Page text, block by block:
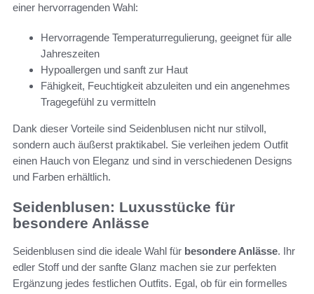
einer hervorragenden Wahl:
Hervorragende Temperaturregulierung, geeignet für alle
Jahreszeiten
Hypoallergen und sanft zur Haut
Fähigkeit, Feuchtigkeit abzuleiten und ein angenehmes
Tragegefühl zu vermitteln
Dank dieser Vorteile sind Seidenblusen nicht nur stilvoll,
sondern auch äußerst praktikabel. Sie verleihen jedem Outfit
einen Hauch von Eleganz und sind in verschiedenen Designs
und Farben erhältlich.
Seidenblusen: Luxusstücke für
besondere Anlässe
Seidenblusen sind die ideale Wahl für besondere Anlässe. Ihr
edler Stoff und der sanfte Glanz machen sie zur perfekten
Ergänzung jedes festlichen Outfits. Egal, ob für ein formelles